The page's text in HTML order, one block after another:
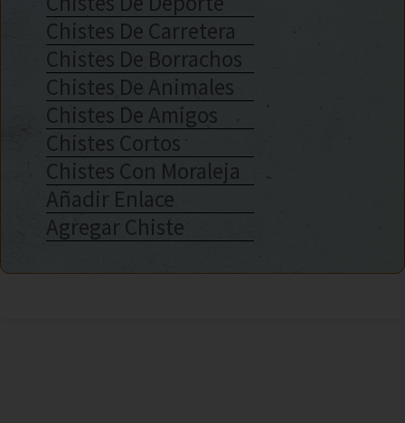
Chistes De Carretera
Chistes De Borrachos
Chistes De Animales
Chistes De Amigos
Chistes Cortos
Chistes Con Moraleja
Añadir Enlace
Agregar Chiste